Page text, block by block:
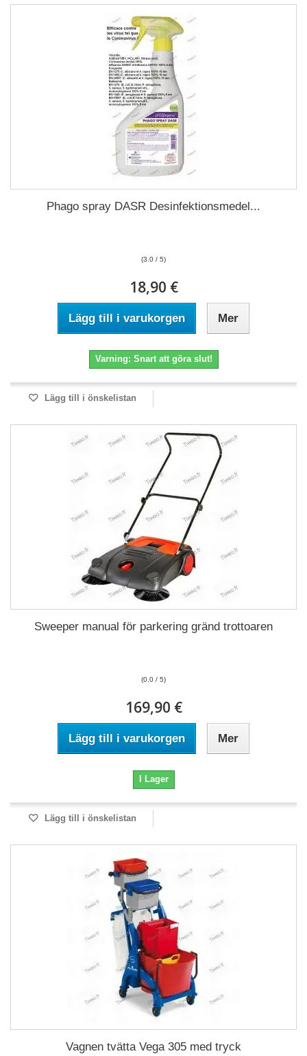
Phago spray DASR Desinfektionsmedel...
(3.0 / 5)
18,90 €
Lägg till i varukorgen Mer
Varning: Snart att göra slut!
Lägg till i önskelistan
Sweeper manual för parkering gränd trottoaren
(0.0 / 5)
169,90 €
Lägg till i varukorgen Mer
I Lager
Lägg till i önskelistan
Vagnen tvätta Vega 305 med tryck